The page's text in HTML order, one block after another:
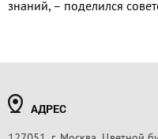
знаний, – поделился
АДРЕС